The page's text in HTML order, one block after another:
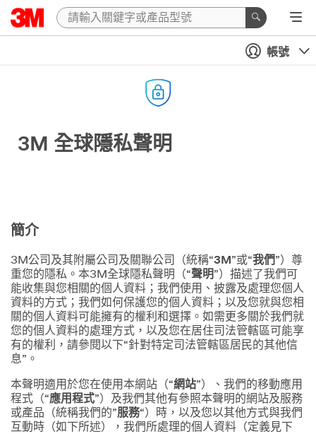
帳號
3M 全球隱私聲明
簡介
3M公司及其附屬公司及關聯公司（統稱“3M ”或“我們”）尊
重您的隱私。本3M全球隱私聲明（“聲明”）描述了我們可
能收集與您相關的個人資料；我們使用、披露及處理您個人
資料的方式；我們如何保護您的個人資料；以及您就與您相
關的個人資料可能擁有的權利和選擇。如需更多關於我們就
您的個人資料的處理方式，以及您在居住司法管轄區可能享
有的權利，請參閱以下“針對特定司法管轄區居民的其他信
息”。
本聲明適用於您在使用本網站（“網站”）、我們的移動應用
程式（“應用程式”）及我們其他有參照本聲明的網站及服務
或產品（統稱我們的”服務“）時，以及您以其他方式與我們
互動時（如下所述），我們所處理的個人資料（定義見下